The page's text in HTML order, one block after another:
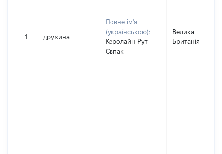
1 дружина
Повне ім'я
(українською):
Керолайн Рут
Євпак
Велика
Британія